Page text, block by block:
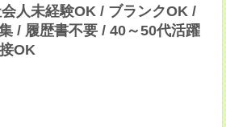
人未経験OK / ブランクOK /
/ 履歴書不要 / 40～50代活躍
OK